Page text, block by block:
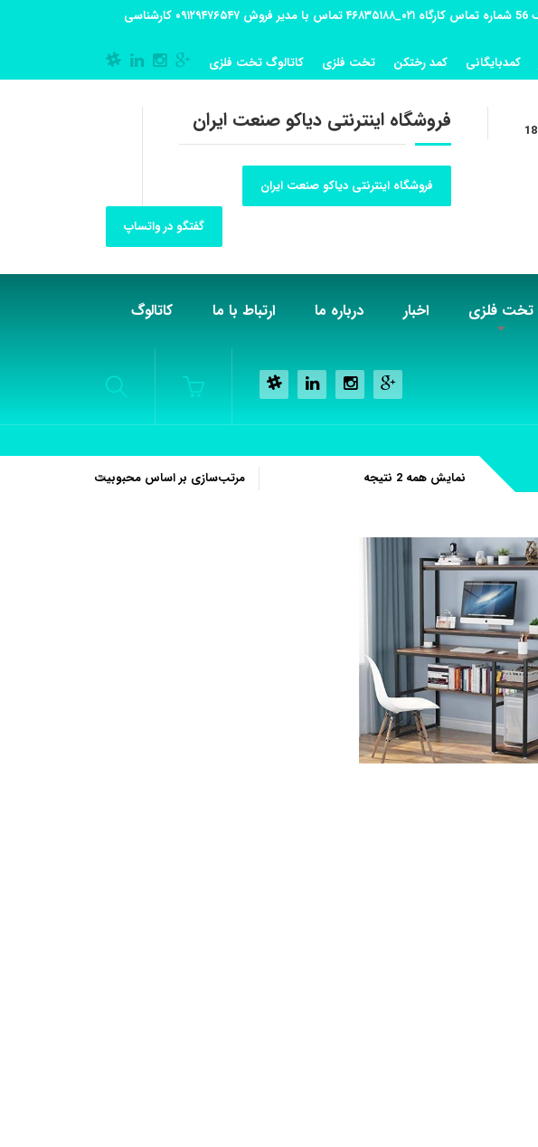
آدرس کارگاه تولیدی: تهران-شهریار کوی گلستان پلاک 55 آدرس فروشگاه:تهران شهر قدس شهرک فرزان بلوار معلم پلاک 56 شماره تماس کارگاه ۰۲۱_۴۶۸۳۵۱۸۸ تماس با مدیر فروش ۰۹۱۲۹۴۷۶۵۴۷ کارشناسی
کمدبایگانی کمد رختکن تخت فلزی کاتالوگ تخت فلزی
فروشگاه اینترنتی دیاکو صنعت ایران
فروشگاه اینترنتی دیاکو صنعت ایران
گفتگو در واتساپ
تخت فلزی اخبار درباره ما ارتباط با ما کاتالوگ
نمایش همه 2 نتیجه